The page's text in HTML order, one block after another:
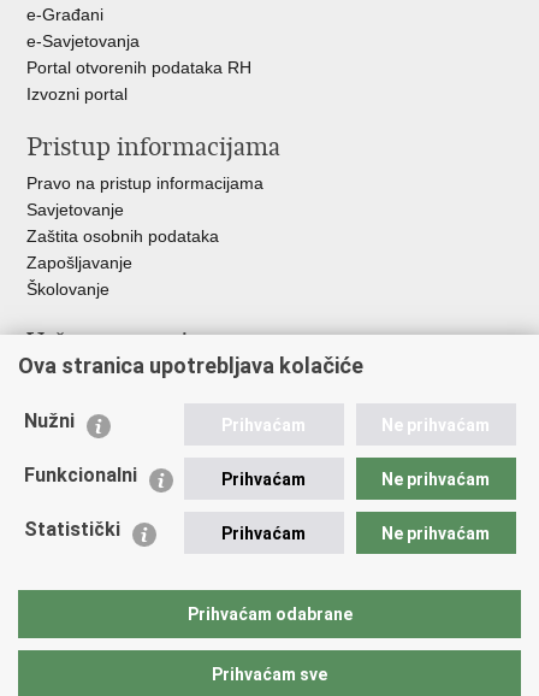
e-Građani
e-Savjetovanja
Portal otvorenih podataka RH
Izvozni portal
Pristup informacijama
Pravo na pristup informacijama
Savjetovanje
Zaštita osobnih podataka
Zapošljavanje
Školovanje
Važne poveznice
Ministarstvo unutarnjih poslova
Udruge
Policijska akademija
Zaklada policijske solidarnosti
Vučetić"
Ova stranica upotrebljava kolačiće
Nužni Prihvaćam Ne prihvaćam
Funkcionalni Prihvaćam Ne prihvaćam
Statistički Prihvaćam Ne prihvaćam
Prihvaćam odabrane
Prihvaćam sve